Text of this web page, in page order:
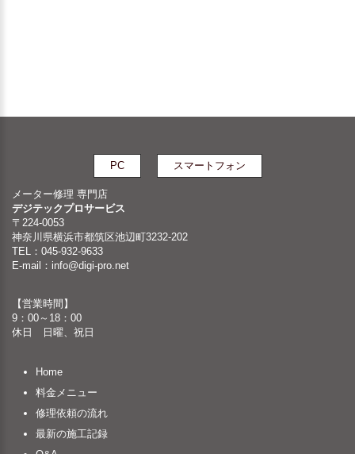
PC スマートフォン
メーター修理 専門店
デジテックプロサービス
〒224-0053
神奈川県横浜市都筑区池辺町3232-202
TEL：045-932-9633
E-mail： info@digi-pro.net
【営業時間】
9：00～18：00
休日 日曜、祝日
Home
料金メニュー
修理依頼の流れ
最新の施工記録